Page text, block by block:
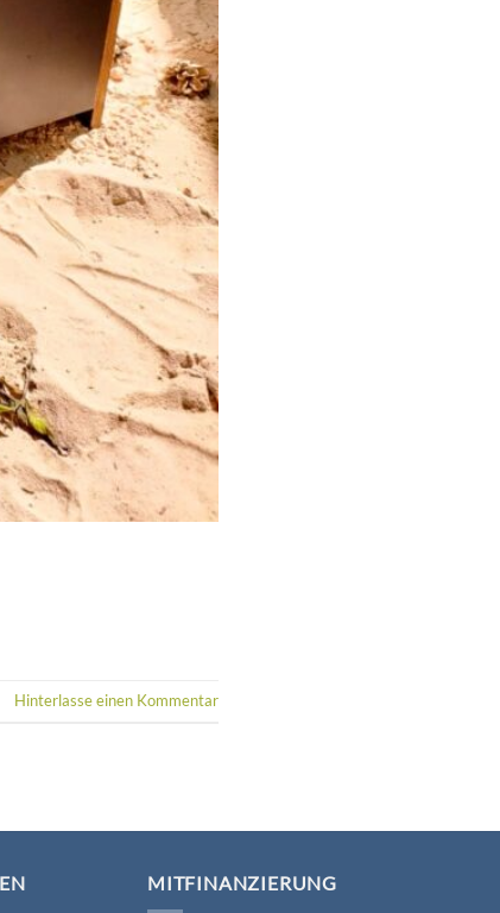
Hinterlasse einen Kommentar
MITFINANZIERUNG